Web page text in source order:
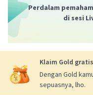
Perdalam
di sesi
Klaim Gold
Dengan Gold
sepuasnya, lho.